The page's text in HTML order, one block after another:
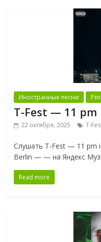
Иностранные песни
T-Fest — 11 pm
22 октября, 2025 T-
Слушать T-Fest — 11 pm
Berlin — — на Яндекс
Read more